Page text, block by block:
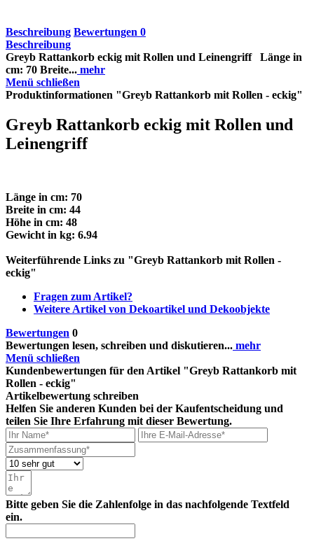
Beschreibung Bewertungen 0
Beschreibung
Greyb Rattankorb eckig mit Rollen und Leinengriff Länge in
cm: 70 Breite... mehr
Menü schließen
Produktinformationen "Greyb Rattankorb mit Rollen - eckig"
Greyb Rattankorb eckig mit Rollen und
Leinengriff
Länge in cm: 70
Breite in cm: 44
Höhe in cm: 48
Gewicht in kg: 6.94
Weiterführende Links zu "Greyb Rattankorb mit Rollen -
eckig"
Fragen zum Artikel?
Weitere Artikel von Dekoartikel und Dekoobjekte
Bewertungen 0
Bewertungen lesen, schreiben und diskutieren... mehr
Menü schließen
Kundenbewertungen für den Artikel "Greyb Rattankorb mit
Rollen - eckig"
Artikelbewertung schreiben
Helfen Sie anderen Kunden bei der Kaufentscheidung und
teilen Sie Ihre Erfahrung mit dieser Bewertung.
Bitte geben Sie die Zahlenfolge in das nachfolgende Textfeld
ein.